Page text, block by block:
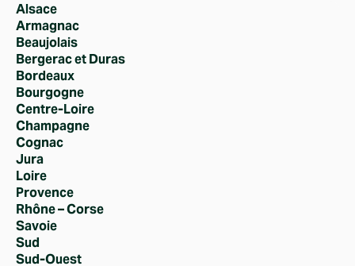
Alsace
Armagnac
Beaujolais
Bergerac et Duras
Bordeaux
Bourgogne
Centre-Loire
Champagne
Cognac
Jura
Loire
Provence
Rhône – Corse
Savoie
Sud
Sud-Ouest